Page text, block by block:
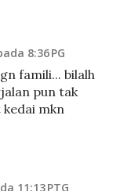
8:36 PG
famili... bilalh
pun tak
mkn
11:13 PTG